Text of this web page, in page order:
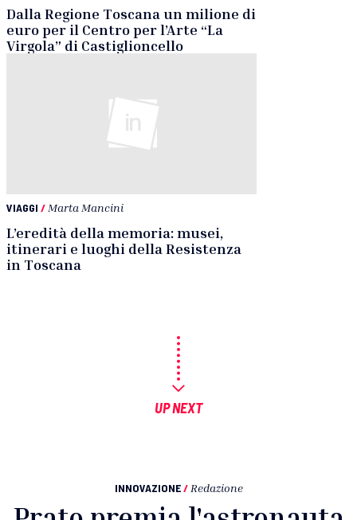
Dalla Regione Toscana un milione di
euro per il Centro per l’Arte “La
Virgola” di Castiglioncello
VIAGGI / Marta Mancini
L’eredità della memoria: musei,
itinerari e luoghi della Resistenza
in Toscana
UP NEXT
INNOVAZIONE / Redazione